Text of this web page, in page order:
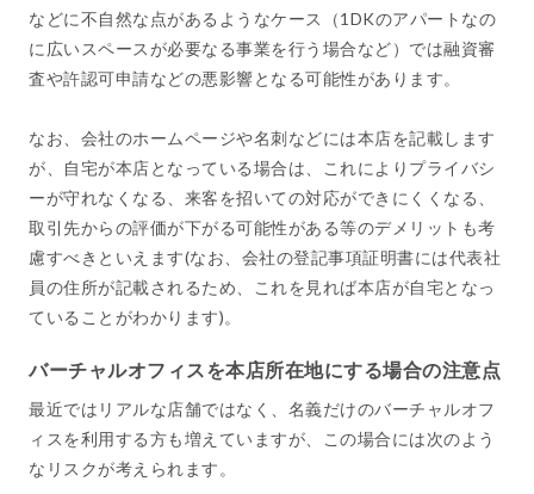
などに不自然な点があるようなケース（1DKのアパートなの
に広いスペースが必要なる事業を行う場合など）では融資審
査や許認可申請などの悪影響となる可能性があります。
なお、会社のホームページや名刺などには本店を記載します
が、自宅が本店となっている場合は、これによりプライバシ
ーが守れなくなる、来客を招いての対応ができにくくなる、
取引先からの評価が下がる可能性がある等のデメリットも考
慮すべきといえます(なお、会社の登記事項証明書には代表社
員の住所が記載されるため、これを見れば本店が自宅となっ
ていることがわかります)。
バーチャルオフィスを本店所在地にする場合の注意点
最近ではリアルな店舗ではなく、名義だけのバーチャルオフ
ィスを利用する方も増えていますが、この場合には次のよう
なリスクが考えられます。